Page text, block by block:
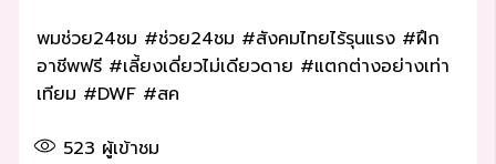
พมช่วย24ชม #ช่วย24ชม #สังคมไทยไร้รุนแรง #ฝึก
อาชีพฟรี #เลี้ยงเดี่ยวไม่เดียวดาย #แตกต่างอย่างเท่า
เทียม #DWF #สค
523 ผู้เข้าชม